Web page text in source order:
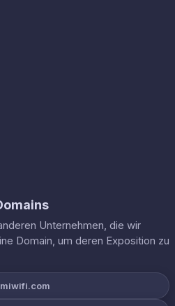
Unternehmen, die wir
Domain, um deren Exposition zu
miwifi.com